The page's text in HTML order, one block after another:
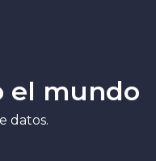
el mundo
datos.